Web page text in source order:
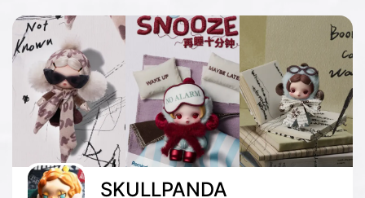
SKULLPANDA